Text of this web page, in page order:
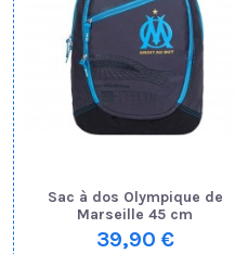
Sac à dos Olympique de
Marseille 45 cm
39,90 €